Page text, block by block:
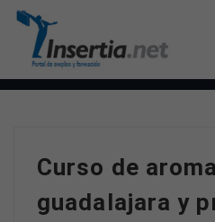
Curso de
guadalajara y